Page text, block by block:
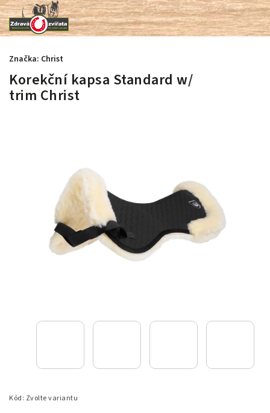
Korekční kapsa Standard w/
trim Christ
Kód: Zvolte variantu
Značka: Christ